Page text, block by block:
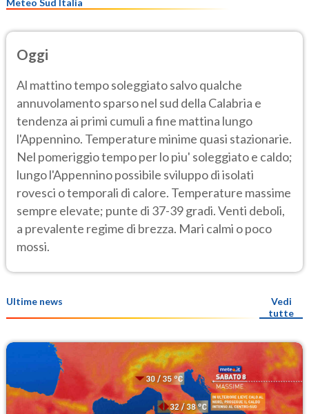
Oggi
Al mattino tempo soleggiato salvo qualche
annuvolamento sparso nel sud della Calabria e
tendenza ai primi cumuli a fine mattina lungo
l'Appennino. Temperature minime quasi stazionarie.
Nel pomeriggio tempo per lo piu' soleggiato e caldo;
lungo l'Appennino possibile sviluppo di isolati
rovesci o temporali di calore. Temperature massime
sempre elevate; punte di 37-39 gradi. Venti deboli,
a prevalente regime di brezza. Mari calmi o poco
mossi.
Ultime news
Vedi
tutte